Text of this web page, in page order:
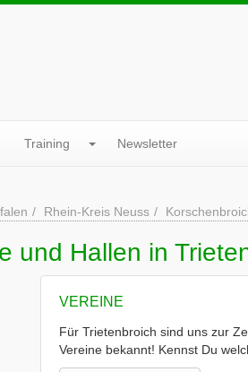
Training Newsletter
Rhein-Kreis Neuss
und Hallen in
VEREINE
Für Trietenbroich sind uns zur
Vereine bekannt! Kennst Du